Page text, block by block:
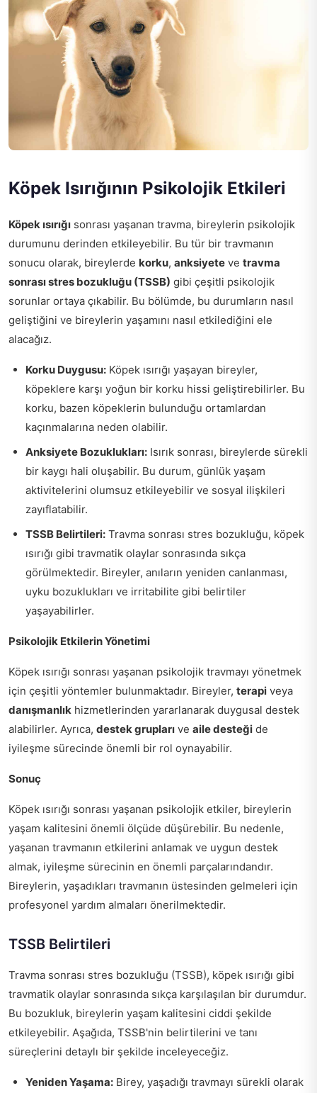
Köpek Isırığının Psikolojik Etkileri
Köpek ısırığı sonrası yaşanan travma, bireylerin psikolojik
durumunu derinden etkileyebilir. Bu tür bir travmanın
sonucu olarak, bireylerde korku, anksiyete ve travma
sonrası stres bozukluğu (TSSB) gibi çeşitli psikolojik
sorunlar ortaya çıkabilir. Bu bölümde, bu durumların nasıl
geliştiğini ve bireylerin yaşamını nasıl etkilediğini ele
alacağız.
Korku Duygusu: Köpek ısırığı yaşayan bireyler,
köpeklere karşı yoğun bir korku hissi geliştirebilirler. Bu
korku, bazen köpeklerin bulunduğu ortamlardan
kaçınmalarına neden olabilir.
Anksiyete Bozuklukları: Isırık sonrası, bireylerde sürekli
bir kaygı hali oluşabilir. Bu durum, günlük yaşam
aktivitelerini olumsuz etkileyebilir ve sosyal ilişkileri
zayıflatabilir.
TSSB Belirtileri: Travma sonrası stres bozukluğu, köpek
ısırığı gibi travmatik olaylar sonrasında sıkça
görülmektedir. Bireyler, anıların yeniden canlanması,
uyku bozuklukları ve irritabilite gibi belirtiler
yaşayabilirler.
Psikolojik Etkilerin Yönetimi
Köpek ısırığı sonrası yaşanan psikolojik travmayı yönetmek
için çeşitli yöntemler bulunmaktadır. Bireyler, terapi veya
danışmanlık hizmetlerinden yararlanarak duygusal destek
alabilirler. Ayrıca, destek grupları ve aile desteği de
iyileşme sürecinde önemli bir rol oynayabilir.
Sonuç
Köpek ısırığı sonrası yaşanan psikolojik etkiler, bireylerin
yaşam kalitesini önemli ölçüde düşürebilir. Bu nedenle,
yaşanan travmanın etkilerini anlamak ve uygun destek
almak, iyileşme sürecinin en önemli parçalarındandır.
Bireylerin, yaşadıkları travmanın üstesinden gelmeleri için
profesyonel yardım almaları önerilmektedir.
TSSB Belirtileri
Travma sonrası stres bozukluğu (TSSB), köpek ısırığı gibi
travmatik olaylar sonrasında sıkça karşılaşılan bir durumdur.
Bu bozukluk, bireylerin yaşam kalitesini ciddi şekilde
etkileyebilir. Aşağıda, TSSB'nin belirtilerini ve tanı
süreçlerini detaylı bir şekilde inceleyeceğiz.
Yeniden Yaşama: Birey, yaşadığı travmayı sürekli olarak